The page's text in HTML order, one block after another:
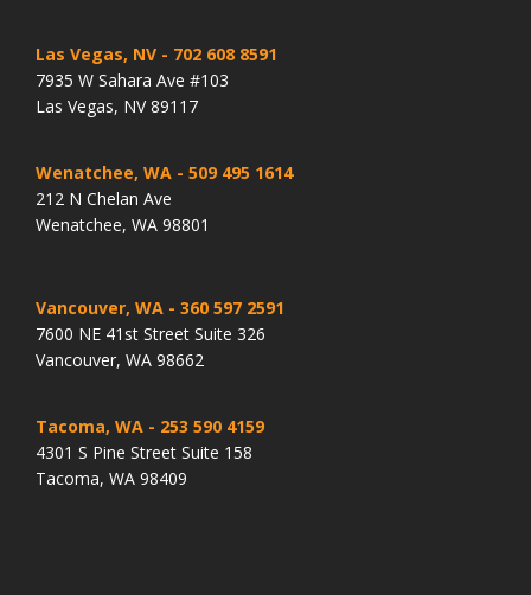
Las Vegas, NV - 702 608 8591
7935 W Sahara Ave #103
Las Vegas, NV 89117
Wenatchee, WA - 509 495 1614
212 N Chelan Ave
Wenatchee, WA 98801
Vancouver, WA - 360 597 2591
7600 NE 41st Street Suite 326
Vancouver, WA 98662
Tacoma, WA - 253 590 4159
4301 S Pine Street Suite 158
Tacoma, WA 98409